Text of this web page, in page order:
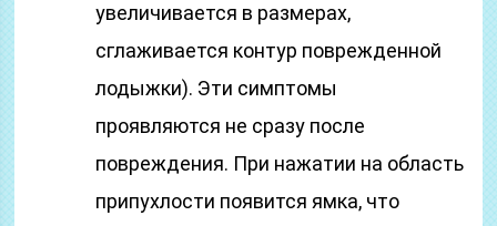
увеличивается в размерах,
сглаживается контур поврежденной
лодыжки). Эти симптомы
проявляются не сразу после
повреждения. При нажатии на область
припухлости появится ямка, что